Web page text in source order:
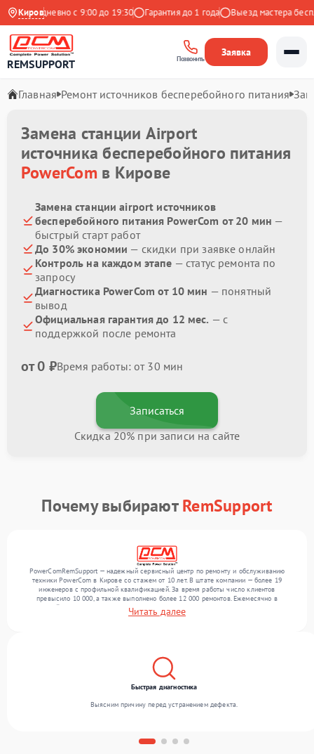
Киров
Ежедневно с 9:00 до 19:30 Гарантия до 1 года Выезд мастера
REMSUPPORT Позвонить
Заявка
Главная Ремонт источников бесперебойного питания
Замена станции Airport
источника бесперебойного питания
PowerComв Кирове
Замена станции airport источников
бесперебойного питания PowerCom от 20 мин —
быстрый старт работ
До 30% экономии — скидки при заявке онлайн
Контроль на каждом этапе — статус ремонта по
запросу
Диагностика PowerCom от 10 мин — понятный
вывод
Официальная гарантия до 12 мес. — с
поддержкой после ремонта
от 0 ₽Время работы: от 30 мин
Записаться
Скидка 20% при записи на сайте
Почему выбираютRemSupport
PowerComRemSupport — надежный сервисный центр по ремонту и обслуживанию
техники PowerCom в Кирове со стажем от 10 лет. В штате компании — более 19
инженеров с профильной квалификацией. За время работы число клиентов
превысило 10 000, а также выполнено более 12 000 ремонтов. Ежемесячно в
сервисный центр поступает свыше 300 единиц техники, включая , , . Мы выполняем
ремонт различного уровня сложности и гарантируем высокое качество обслуживания
Читать далее
Быстрая диагностика
Выясним причину перед устранением дефекта.